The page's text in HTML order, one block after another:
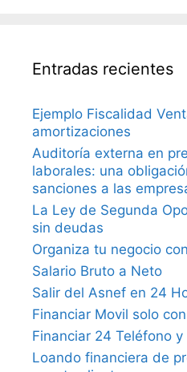
Entradas recientes
Ejemplo Fiscalidad
amortizaciones
Auditoría externa en
laborales: una
sanciones a las
La Ley de Segunda
sin deudas
Organiza tu negocio
Salario Bruto a Neto
Salir del Asnef en 24
Financiar Movil solo
Financiar 24 Teléfono y
Loando financiera de